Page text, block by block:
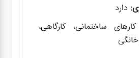
دارد
کارهای ساختمانی، کارگاهی،